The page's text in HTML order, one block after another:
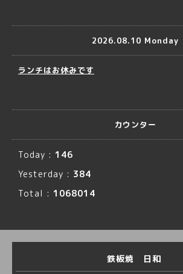
2026.08.10 Monday
ランチはお休みです
カウンター
Today : 146
Yesterday : 384
Total : 1068014
鉄板焼 日和